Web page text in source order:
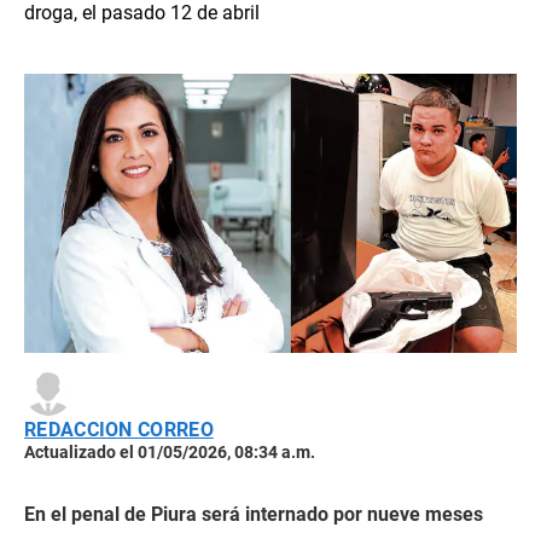
droga, el pasado 12 de abril
REDACCION CORREO
Actualizado el 01/05/2026, 08:34 a.m.
En el penal de Piura será internado por nueve meses